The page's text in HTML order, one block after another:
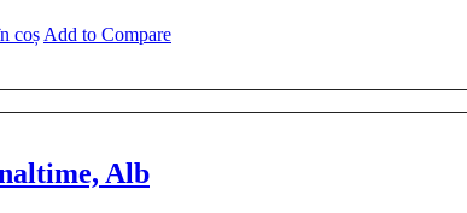
coș Add to Compare
Alb